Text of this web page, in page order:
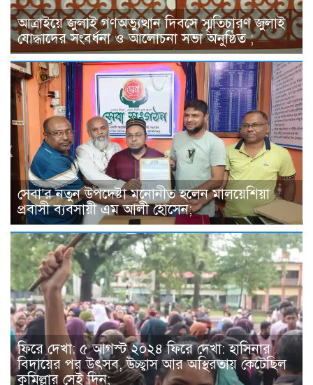
আত্রাইয়ে জুলাই গণঅভ্যুত্থান দিবসে স্মৃতিচারণ জুলাই
যোদ্ধাদের সংবর্ধনা ও আলোচনা সভা অনুষ্ঠিত ;
সেবা’র নতুন উপদেষ্টা মনোনীত হলেন মালয়েশিয়া
প্রবাসী ব্যবসায়ী এম আলী হোসেন;
ফিরে দেখা: ৫ আগস্ট ২০২৪ ফিরে দেখা: হাসিনার
বিদায়ের পর উৎসব, উচ্ছ্বাস আর অস্থিরতায় কেটেছিল
কুমিল্লার সেই দিন;